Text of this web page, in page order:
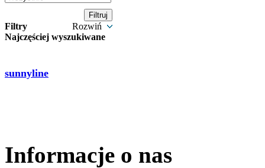
Filtry
Rozwiń
Najczęściej wyszukiwane
sunnyline
Informacje o nas